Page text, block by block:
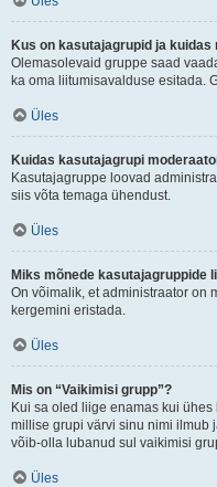
Kus on kasutajagrupid ja kuidas
Olemasolevaid gruppe saad
ka oma liitumisavalduse esitada.
Üles
Kuidas kasutajagrupi
Kasutajagruppe loovad
siis võta temaga ühendust.
Üles
Miks mõnede kasutajagruppide
On võimalik, et administraator on
kergemini eristada.
Üles
Mis on “Vaikimisi grupp”?
Kui sa oled liige enamas kui
millise grupi värvi sinu nimi ilmub
võib-olla lubanud sul vaikimisi
Üles